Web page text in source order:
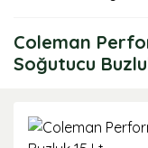
Coleman
Soğutucu